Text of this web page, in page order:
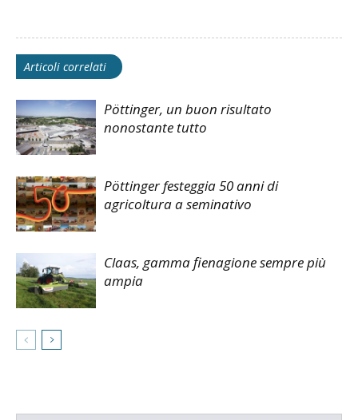
Articoli correlati
Pöttinger, un buon risultato
nonostante tutto
Pöttinger festeggia 50 anni di
agricoltura a seminativo
Claas, gamma fienagione sempre più
ampia